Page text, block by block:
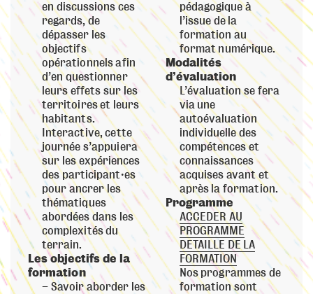
en discussions ces
regards, de
dépasser les
objectifs
opérationnels afin
d’en questionner
leurs effets sur les
territoires et leurs
habitants.
Interactive, cette
journée s’appuiera
sur les expériences
des participant·es
pour ancrer les
thématiques
abordées dans les
complexités du
terrain.
Les objectifs de la
formation
Savoir aborder les
pédagogique à
l’issue de la
formation au
format numérique.
Modalités
d’évaluation
L’évaluation se fera
via une
autoévaluation
individuelle des
compétences et
connaissances
acquises avant et
après la formation.
Programme
ACCEDER AU
PROGRAMME
DETAILLE DE LA
FORMATION
Nos programmes de
formation sont